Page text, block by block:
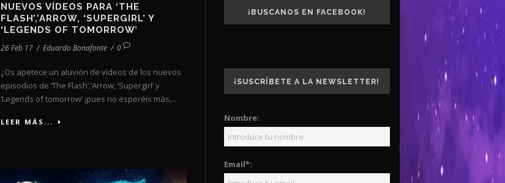
NUEVOS VÍDEOS PARA ‘THE
FLASH’,’ARROW, ‘SUPERGIRL’ Y
‘LEGENDS OF TOMORROW’
26 Feb 17 / Eduardo Bonafonte / 0
¿Os apetece un aluvión de vídeos de los nuevos
episodios de ‘The Flash’,’Arrow, ‘Supergirl’ y
‘Legends of tomorrow’ ¡pues no esperéis más,...
LEER MÁS...
¡BUSCANOS EN FACEBOOK!
¡SUSCRÍBETE A LA NEWSLETTER!
Nombre:
Email*: